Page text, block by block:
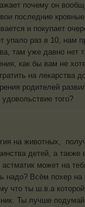
почему он
последние
и покупает
упало раз в 10, нам
там уже давно нет
как бы вам не
на лекарства
родителей
того?
на животных,
детей, а также
может на
надо? Всём похер на
что ты ш.в.а
Ты лучше